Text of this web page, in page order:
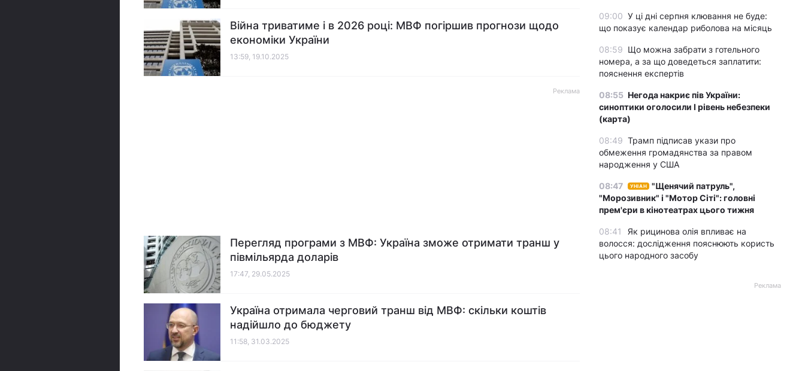
Війна триватиме і в 2026 році: МВФ погіршив прогнози щодо
економіки України
13:59, 19.10.2025
Реклама
Перегляд програми з МВФ: Україна зможе отримати транш у
півмільярда доларів
17:47, 29.05.2025
Україна отримала черговий транш від МВФ: скільки коштів
надійшло до бюджету
11:58, 31.03.2025
09:00 У ці дні серпня клювання не буде:
що показує календар риболова на місяць
08:59 Що можна забрати з готельного
номера, а за що доведеться заплатити:
пояснення експертів
08:55 Негода накриє пів України:
синоптики оголосили І рівень небезпеки
(карта)
08:49 Трамп підписав укази про
обмеження громадянства за правом
народження у США
08:47 УНІАН
"Щенячий патруль",
"Морозивник" і "Мотор Сіті": головні
прем'єри в кінотеатрах цього тижня
08:41
Як рицинова олія впливає на
волосся: дослідження пояснюють користь
цього народного засобу
Реклама